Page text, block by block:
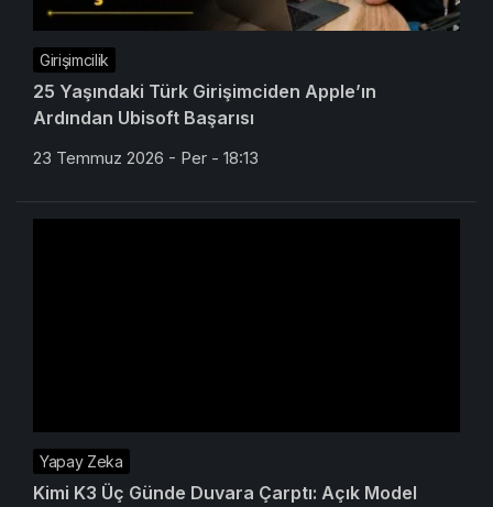
Girişimcilik
25 Yaşındaki Türk Girişimciden Apple’ın
Ardından Ubisoft Başarısı
23 Temmuz 2026 - Per - 18:13
Yapay Zeka
Kimi K3 Üç Günde Duvara Çarptı: Açık Model